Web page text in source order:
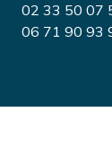
02 33 50 07
06 71 90 93